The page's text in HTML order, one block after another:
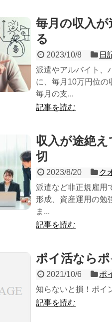
毎月の収入
る
2023/10/8 日
派遣やアルバイト、
に、毎月10万円位の
毎月の支...
記事を読む
収入が途絶
切
2023/8/20 ク
派遣など非正規雇用
形成、資産運用の勉
ま...
記事を読む
ポイ活なら
2021/10/6 ポ
知らないと損！ポイ
記事を読む